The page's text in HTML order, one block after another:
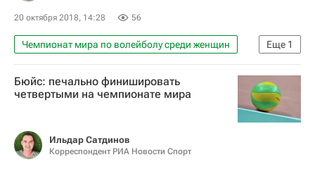
20 октября 2018, 14:28 56
Еще 1
Чемпионат мира по волейболу среди женщин
Волейбол
Бюйс: печально финишировать
четвертыми на чемпионате мира
Ильдар Сатдинов
Корреспондент РИА Новости Спорт